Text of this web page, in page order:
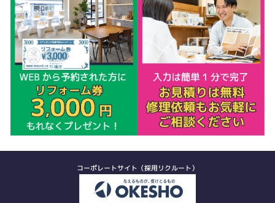
コーポレートサイト（採用リクルート）